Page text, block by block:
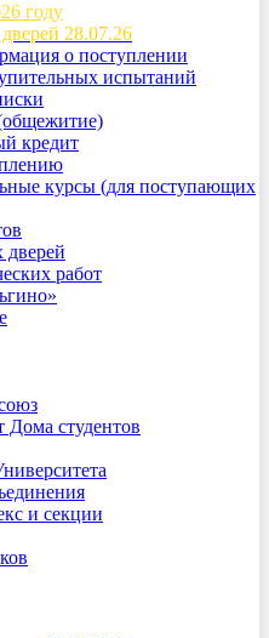
году
28.07.26
о поступлении
испытаний
кредит
курсы (для поступающих
работ
Дома студентов
и секции